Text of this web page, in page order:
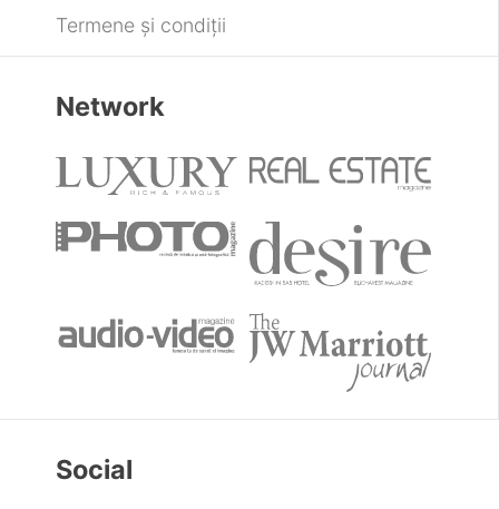
Termene și condiții
Network
Social